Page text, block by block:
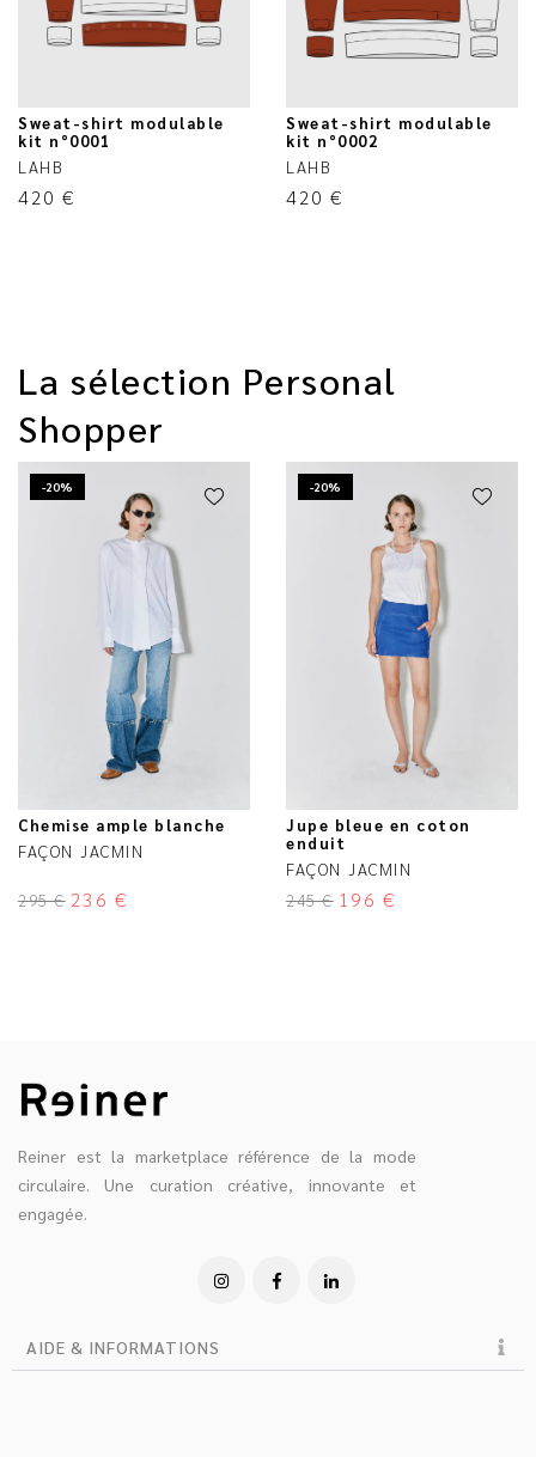
Sweat-shirt modulable
kit n°0001
LAHB
420 €
Sweat-shirt modulable
kit n°0002
LAHB
420 €
La sélection Personal
Shopper
-20%
Chemise ample blanche
FAÇON JACMIN
295€ 236 €
-20%
Jupe bleue en coton
enduit
FAÇON JACMIN
245€ 196 €
Reiner est la marketplace référence de la mode
circulaire. Une curation créative, innovante et
engagée.
AIDE & INFORMATIONS